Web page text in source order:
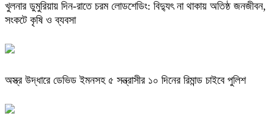
খুলনার ডুমুরিয়ায় দিন-রাতে চরম লোডশেডিং: বিদ্যুৎ না থাকায় অতিষ্ঠ জনজীবন,
সংকটে কৃষি ও ব্যবসা
অস্ত্র উদ্ধারে ডেভিড ইমনসহ ৫ সন্ত্রাসীর ১০ দিনের রিমান্ড চাইবে পুলিশ